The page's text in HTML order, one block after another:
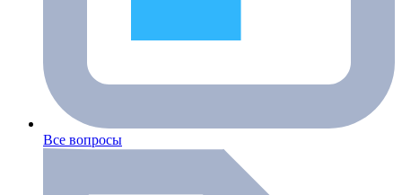
Все вопросы